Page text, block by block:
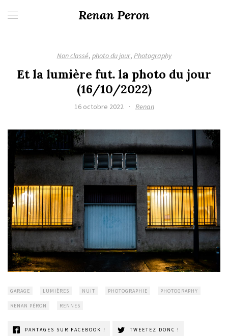
Renan Peron
Non classé, photo du jour, Photography
Et la lumière fut. la photo du jour
(16/10/2022)
16 octobre 2022 · Renan
GARAGE LUMIÈRES NUIT PHOTOGRAPHIE PHOTOGRAPHY
RENAN PÉRON RENNES
PARTAGES SUR FACEBOOK ! TWEETEZ DONC !